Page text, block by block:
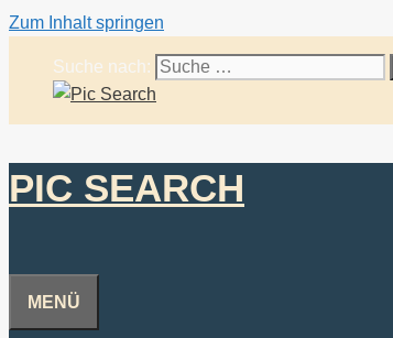
Zum Inhalt springen
Suche nach:
PIC SEARCH
MENÜ